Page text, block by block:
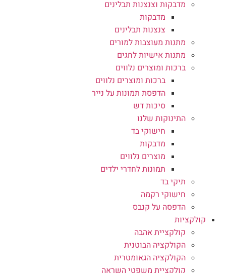
מדבקות וצנצנות תבלינים
מדבקות
צנצנות תבלינים
מתנות מעוצבות למורים
מתנות אישיות לחגים
ברכות ומוצרים נלווים
ברכות ומוצרים נלווים
הדפסת תמונות על נייר
סיכות דש
התינוקות שלנו
חישוקי בד
מדבקות
מוצרים נלווים
תמונות לחדרי ילדים
תיקי בד
חישוקי רקמה
הדפסה על קנבס
קולקציות
קולקציית אהבה
הקולקציה הבוטנית
הקולקציה הגאומטרית
קולקציית משפטי השראה